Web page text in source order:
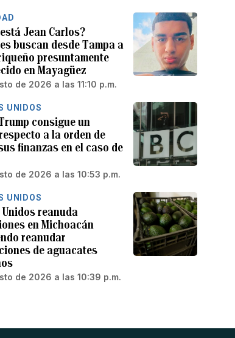
Jean Carlos?
buscan desde Tampa a
presuntamente
en Mayagüez
de 2026 a las 11:10 p.m.
UNIDOS
consigue un
a la orden de
finanzas en el caso de
de 2026 a las 10:53 p.m.
UNIDOS
reanuda
en Michoacán
reanudar
de aguacates
de 2026 a las 10:39 p.m.